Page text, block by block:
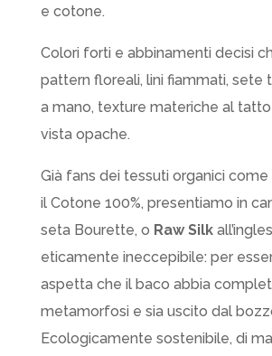
e cotone.
Colori forti e abbinamenti decisi
pattern floreali, lini fiammati, sete
a mano, texture materiche al
vista opache.
Già fans dei tessuti organici come
il Cotone 100%, presentiamo in
seta Bourette, o Raw Silk
eticamente ineccepibile: per
aspetta che il baco abbia
metamorfosi e sia uscito dal
Ecologicamente sostenibile, di